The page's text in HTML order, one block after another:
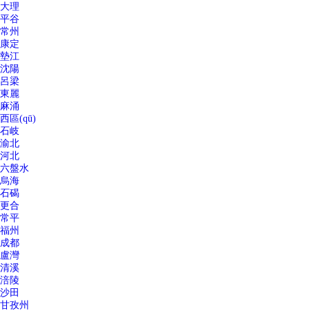
大理
平谷
常州
康定
墊江
沈陽
呂梁
東麗
麻涌
西區(qū)
石岐
渝北
河北
六盤水
烏海
石碣
更合
常平
福州
成都
盧灣
清溪
涪陵
沙田
甘孜州